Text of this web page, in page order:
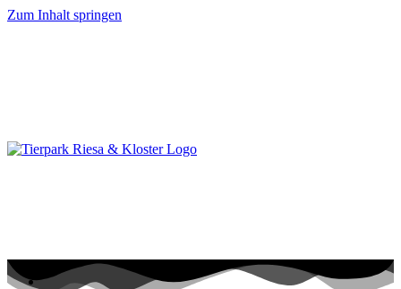
Zum Inhalt springen